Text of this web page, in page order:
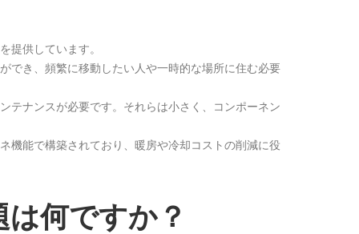
提供しています。
でき、頻繁に移動したい人や一時的な場所に住む必要
テナンスが必要です。それらは小さく、コンポーネン
機能で構築されており、暖房や冷却コストの削減に役
何ですか？